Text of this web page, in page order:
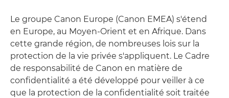
Le groupe Canon Europe (Canon EMEA) s'étend
en Europe, au Moyen-Orient et en Afrique. Dans
cette grande région, de nombreuses lois sur la
protection de la vie privée s'appliquent. Le Cadre
de responsabilité de Canon en matière de
confidentialité a été développé pour veiller à ce
que la protection de la confidentialité soit traitée